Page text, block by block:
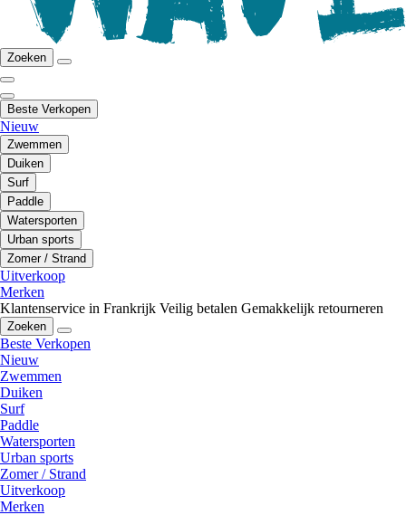
Zoeken
Beste Verkopen
Nieuw
Zwemmen
Duiken
Surf
Paddle
Watersporten
Urban sports
Zomer / Strand
Uitverkoop
Merken
Klantenservice in Frankrijk Veilig betalen Gemakkelijk retourneren
Zoeken
Beste Verkopen
Nieuw
Zwemmen
Duiken
Surf
Paddle
Watersporten
Urban sports
Zomer / Strand
Uitverkoop
Merken